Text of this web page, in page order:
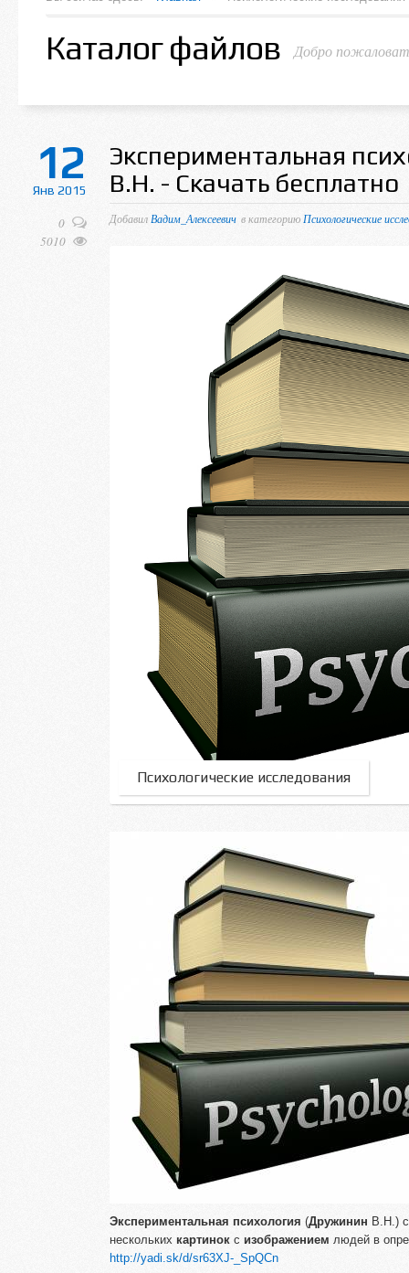
Каталог файлов Добро
12
Янв 2015
0
5010
Экспериментальная
В.Н. - Скачать бесплатно
Добавил Вадим_Алексеевич в категорию Психологические
Психологические исследования
Экспериментальная психология (Дружинин В.Н.)
нескольких картинок с изображением людей в
http://yadi.sk/d/sr63XJ-_SpQCn